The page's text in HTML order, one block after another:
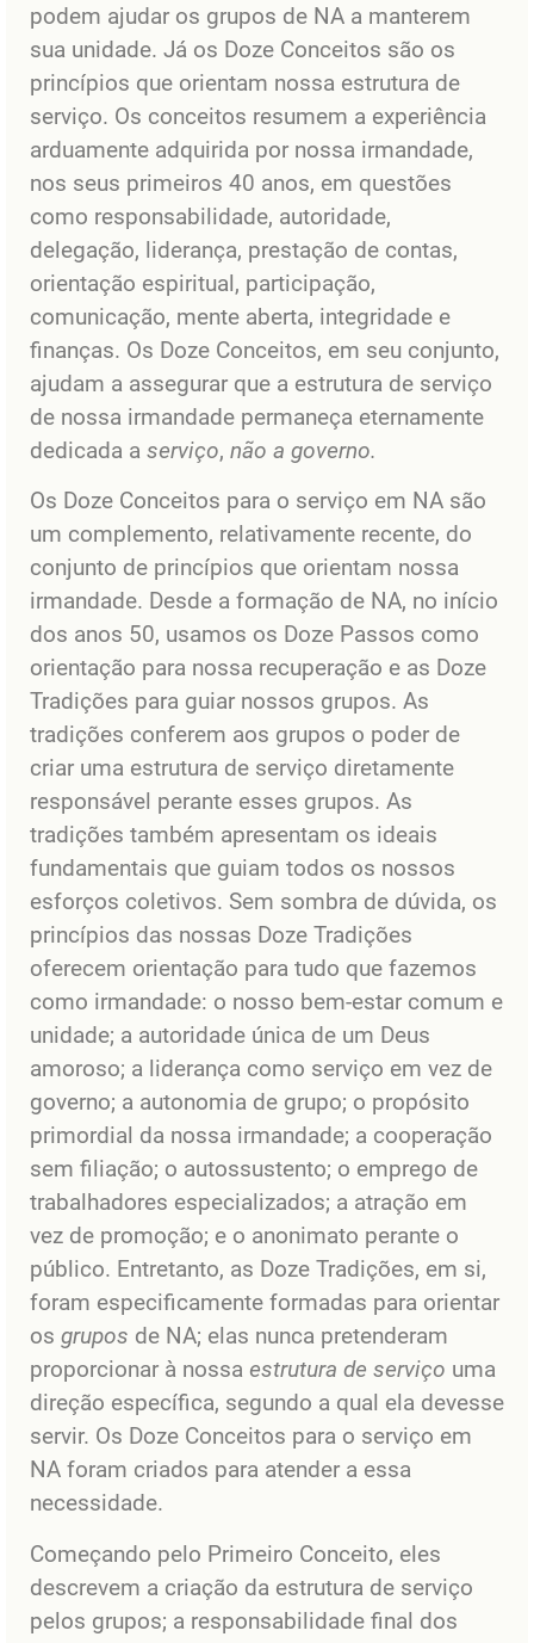
podem ajudar os grupos de NA a manterem
sua unidade. Já os Doze Conceitos são os
princípios que orientam nossa estrutura de
serviço. Os conceitos resumem a experiência
arduamente adquirida por nossa irmandade,
nos seus primeiros 40 anos, em questões
como responsabilidade, autoridade,
delegação, liderança, prestação de contas,
orientação espiritual, participação,
comunicação, mente aberta, integridade e
finanças. Os Doze Conceitos, em seu conjunto,
ajudam a assegurar que a estrutura de serviço
de nossa irmandade permaneça eternamente
dedicada a serviço, não a governo.
Os Doze Conceitos para o serviço em NA são
um complemento, relativamente recente, do
conjunto de princípios que orientam nossa
irmandade. Desde a formação de NA, no início
dos anos 50, usamos os Doze Passos como
orientação para nossa recuperação e as Doze
Tradições para guiar nossos grupos. As
tradições conferem aos grupos o poder de
criar uma estrutura de serviço diretamente
responsável perante esses grupos. As
tradições também apresentam os ideais
fundamentais que guiam todos os nossos
esforços coletivos. Sem sombra de dúvida, os
princípios das nossas Doze Tradições
oferecem orientação para tudo que fazemos
como irmandade: o nosso bem-estar comum e
unidade; a autoridade única de um Deus
amoroso; a liderança como serviço em vez de
governo; a autonomia de grupo; o propósito
primordial da nossa irmandade; a cooperação
sem filiação; o autossustento; o emprego de
trabalhadores especializados; a atração em
vez de promoção; e o anonimato perante o
público. Entretanto, as Doze Tradições, em si,
foram especificamente formadas para orientar
os grupos de NA; elas nunca pretenderam
proporcionar à nossa estrutura de serviço uma
direção específica, segundo a qual ela devesse
servir. Os Doze Conceitos para o serviço em
NA foram criados para atender a essa
necessidade.
Começando pelo Primeiro Conceito, eles
descrevem a criação da estrutura de serviço
pelos grupos; a responsabilidade final dos